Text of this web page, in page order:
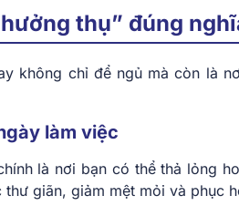
thụ” đúng
không chỉ để ngủ mà còn là
làm việc
là nơi bạn có thể thả lỏng
giãn, giảm mệt mỏi và phục